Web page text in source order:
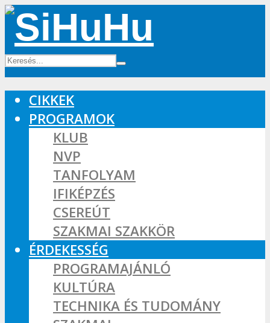
CIKKEK
PROGRAMOK
KLUB
NVP
TANFOLYAM
IFIKÉPZÉS
CSEREÚT
SZAKMAI SZAKKÖR
ÉRDEKESSÉG
PROGRAMAJÁNLÓ
KULTÚRA
TECHNIKA ÉS TUDOMÁNY